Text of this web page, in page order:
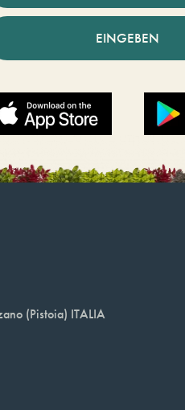
EINGEBEN
(Pistoia) ITALIA